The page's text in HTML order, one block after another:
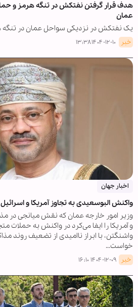
هدف قرار گرفتن نفتکش در تنگه هرمز و
عمان
یک نفتکش در نزدیکی سواحل عمان در
خبر ۱۴۰۴-۱۲-۱۰ ۱۳:۳۸
اخبار جهان
واکنش البوسعیدی به تجاوز آمریکا و
وزیر امور خارجه عمان که نقش میانجی در
و آمریکا را ایفا می‌کرد در واکنش به حملات
واشنگتن، با ابراز ناامیدی از تضعیف روند
خواست…
خبر ۱۴۰۴-۱۲-۰۹ ۱۶:۱۰